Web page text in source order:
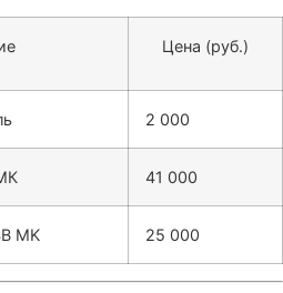
Цена (руб.)
2 000
41 000
MK 25 000